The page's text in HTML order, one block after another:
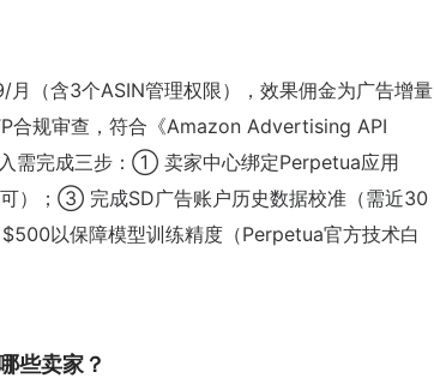
（含3个ASIN管理权限），效果佣金为广告增量
合规审查，符合《Amazon Advertising API
需完成三步：① 卖家中心绑定Perpetua应用
）；③ 完成SD广告账户历史数据校准（需近30
以保障模型训练精度（Perpetua官方技术白
些卖家？